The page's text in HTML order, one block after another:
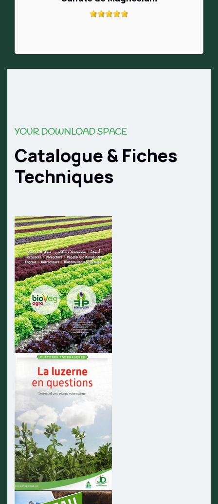
YOUR DOWNLOAD SPACE
Catalogue & Fiches
Techniques